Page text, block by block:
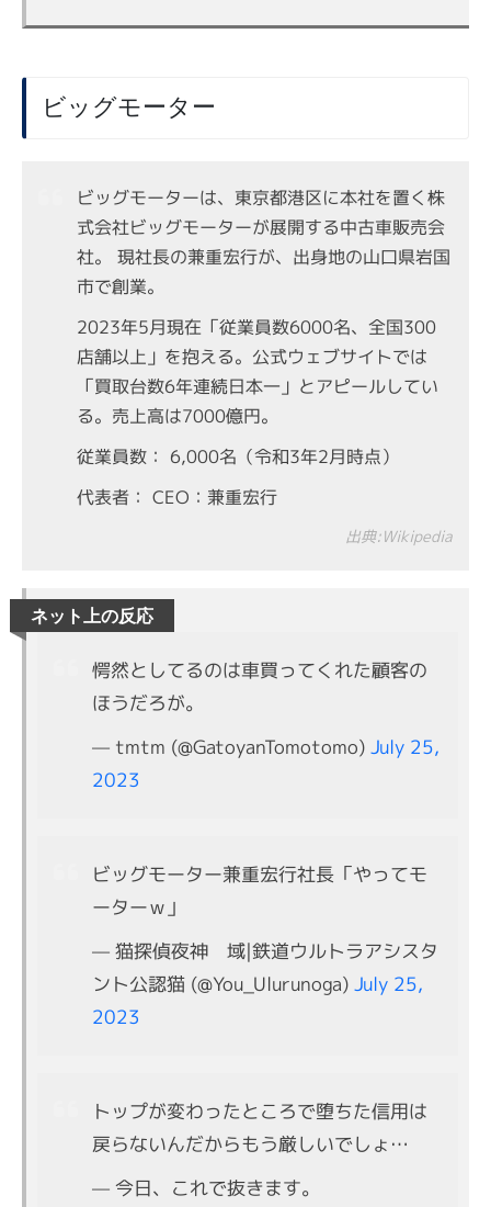
ビッグモーター
ビッグモーターは、東京都港区に本社を置く株
式会社ビッグモーターが展開する中古車販売会
社。 現社長の兼重宏行が、出身地の山口県岩国
市で創業。
2023年5月現在「従業員数6000名、全国300
店舗以上」を抱える。公式ウェブサイトでは
「買取台数6年連続日本一」とアピールしてい
る。売上高は7000億円。
従業員数： 6,000名（令和3年2月時点）
代表者： CEO：兼重宏行
出典:Wikipedia
愕然としてるのは車買ってくれた顧客の
ほうだろが。
— tmtm (@GatoyanTomotomo)July 25,
2023
ビッグモーター兼重宏行社長「やってモ
ーターｗ」
— 猫探偵夜神 域|鉄道ウルトラアシスタ
ント公認猫 (@You_Ulurunoga)July 25,
2023
トップが変わったところで堕ちた信用は
戻らないんだからもう厳しいでしょ…
— 今日、これで抜きます。